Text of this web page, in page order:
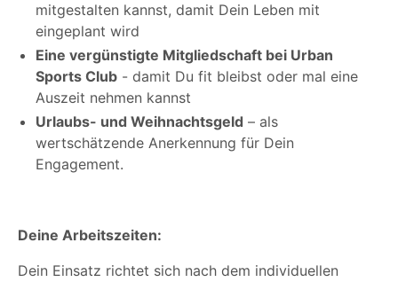
mitgestalten kannst, damit Dein Leben mit
eingeplant wird
Eine vergünstigte Mitgliedschaft bei Urban
Sports Club - damit Du fit bleibst oder mal eine
Auszeit nehmen kannst
Urlaubs- und Weihnachtsgeld – als
wertschätzende Anerkennung für Dein
Engagement.
Deine Arbeitszeiten:
Dein Einsatz richtet sich nach dem individuellen